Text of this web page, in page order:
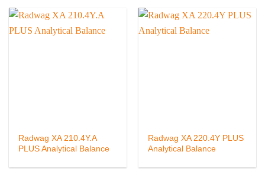
Radwag XA 210.4Y.A
PLUS Analytical Balance
Radwag XA 220.4Y PLUS
Analytical Balance